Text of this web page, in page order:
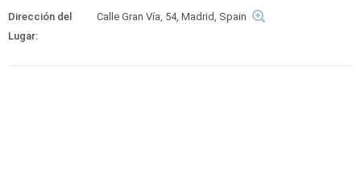
Dirección del
Lugar:
Calle Gran Vía, 54, Madrid, Spain